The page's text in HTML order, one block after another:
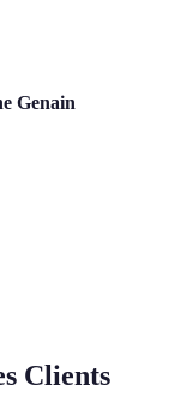
Genain
Clients